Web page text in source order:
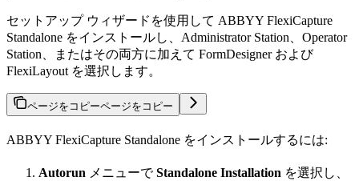
セットアップ ウィザードを使用して ABBYY FlexiCapture
Standalone をインストールし、Administrator Station、Operator
Station、またはその両方に加えて FormDesigner および
FlexiLayout を選択します。
ページをコピーページをコピー
ABBYY FlexiCapture Standalone をインストールするには:
Autorun メニューでStandalone Installation を選択し、